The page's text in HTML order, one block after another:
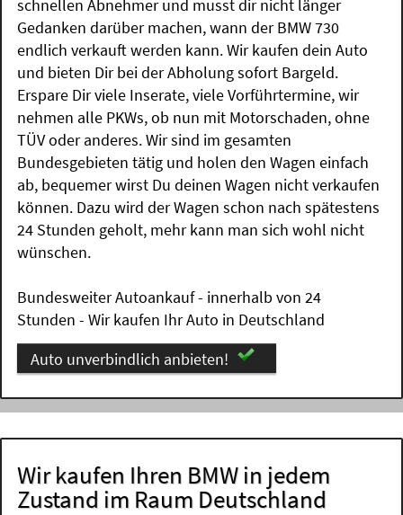
schnellen Abnehmer und musst dir nicht länger
Gedanken darüber machen, wann der BMW 730
endlich verkauft werden kann. Wir kaufen dein Auto
und bieten Dir bei der Abholung sofort Bargeld.
Erspare Dir viele Inserate, viele Vorführtermine, wir
nehmen alle PKWs, ob nun mit Motorschaden, ohne
TÜV oder anderes. Wir sind im gesamten
Bundesgebieten tätig und holen den Wagen einfach
ab, bequemer wirst Du deinen Wagen nicht verkaufen
können. Dazu wird der Wagen schon nach spätestens
24 Stunden geholt, mehr kann man sich wohl nicht
wünschen.
Bundesweiter Autoankauf - innerhalb von 24
Stunden - Wir kaufen Ihr Auto in Deutschland
Auto unverbindlich anbieten!
Wir kaufen Ihren BMW in jedem
Zustand im Raum Deutschland